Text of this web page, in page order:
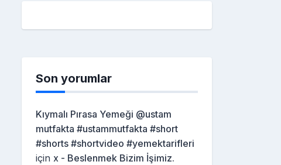
Son yorumlar
Kıymalı Pırasa Yemeği @ustam
mutfakta #ustammutfakta #short
#shorts #shortvideo #yemektarifleri
için x - Beslenmek Bizim İşimiz.